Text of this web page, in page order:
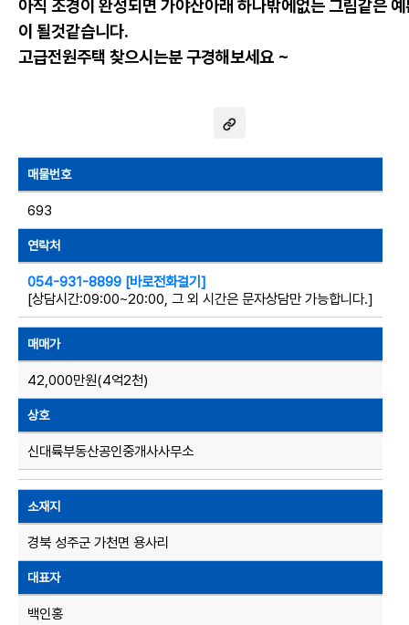
아직 조경이 완성되면 가야산아래 하나밖에없는 그림같은
이 될것같습니다.
고급전원주택 찾으시는분 구경해보세요 ~
매물번호
693
연락처
054-931-8899 [바로전화걸기]
[상담시간:09:00~20:00, 그 외 시간은 문자상담만 가능합니다.]
매매가
42,000만원(4억2천)
상호
신대륙부동산공인중개사사무소
소재지
경북 성주군 가천면 용사리
대표자
백인홍